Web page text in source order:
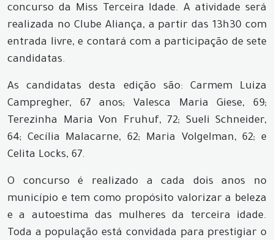
concurso da Miss Terceira Idade. A atividade será
realizada no Clube Aliança, a partir das 13h30 com
entrada livre, e contará com a participação de sete
candidatas.
As candidatas desta edição são: Carmem Luiza
Campregher, 67 anos; Valesca Maria Giese, 69;
Terezinha Maria Von Fruhuf, 72; Sueli Schneider,
64; Cecília Malacarne, 62; Maria Volgelman, 62; e
Celita Locks, 67.
O concurso é realizado a cada dois anos no
município e tem como propósito valorizar a beleza
e a autoestima das mulheres da terceira idade.
Toda a população está convidada para prestigiar o